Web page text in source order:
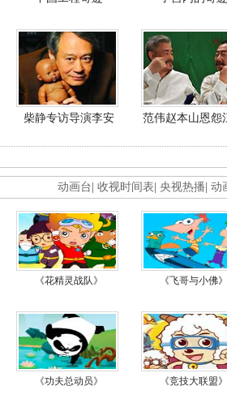
柴静专访导演李安 范伟赵本山恩怨
动画台 收视时间表 央视热播 动
《花精灵战队》 《飞哥与小佛》
《功夫总动员》 《竞技大联盟》